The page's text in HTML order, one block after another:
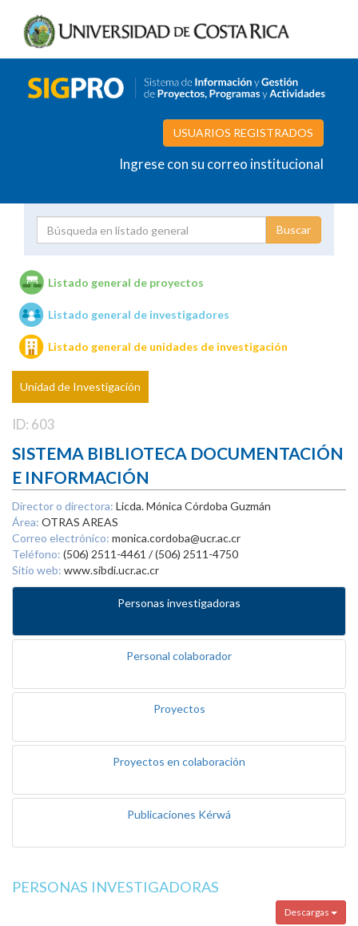
USUARIOS REGISTRADOS
Ingrese con su correo institucional
Unidades de investigación
Listado general de proyectos
Listado general de investigadores
Listado general de unidades de investigación
Unidad de Investigación
ID: 603
SISTEMA BIBLIOTECA DOCUMENTACIÓN
E INFORMACIÓN
Director o directora: Licda. Mónica Córdoba Guzmán
Área: OTRAS AREAS
Correo electrónico: monica.cordoba@ucr.ac.cr
Teléfono: (506) 2511-4461 / (506) 2511-4750
Sitio web: www.sibdi.ucr.ac.cr
Personas investigadoras
Personal colaborador
Proyectos
Proyectos en colaboración
Publicaciones Kérwá
PERSONAS INVESTIGADORAS
Descargas